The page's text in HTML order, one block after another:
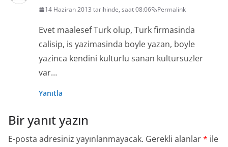
14 Haziran 2013 tarihinde, saat 08:06 Permalink
Evet maalesef Turk olup, Turk firmasinda
calisip, is yazimasinda boyle yazan, boyle
yazinca kendini kulturlu sanan kultursuzler
var…
Yanıtla
Bir yanıt yazın
E-posta adresiniz yayınlanmayacak. Gerekli alanlar* ile